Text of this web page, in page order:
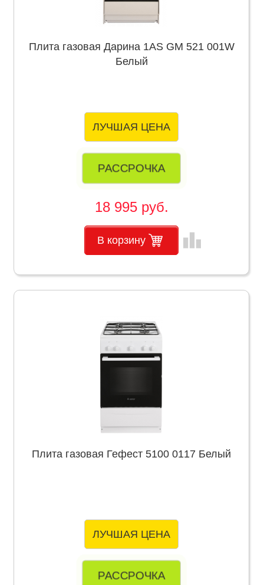
Плита газовая Дарина 1AS GМ 521 001W
Белый
ЛУЧШАЯ ЦЕНА
РАССРОЧКА
18 995 руб.
В корзину leaderboard
Плита газовая Гефест 5100 0117 Белый
ЛУЧШАЯ ЦЕНА
РАССРОЧКА